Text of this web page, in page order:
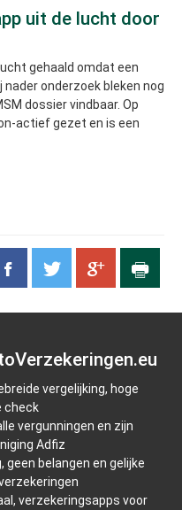
uit de lucht door
gehaald omdat een
nader onderzoek bleken nog
dossier vindbaar. Op
actief gezet en is een
vergelijking, hoge
check
vergunningen en zijn
Adfiz
geen belangen en gelijke
verzekeringsapps voor